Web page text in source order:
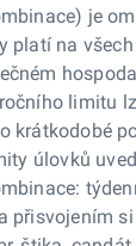
je
platí na
limitu
krátkodobé
úlovků
přisvojením